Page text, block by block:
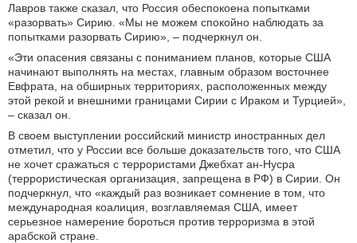
Лавров также сказал, что Россия обеспокоена попытками
«разорвать» Сирию. «Мы не можем спокойно наблюдать за
попытками разорвать Сирию», ‒ подчеркнул он.
«Эти опасения связаны с пониманием планов, которые США
начинают выполнять на местах, главным образом восточнее
Евфрата, на обширных территориях, расположенных между
этой рекой и внешними границами Сирии с Ираком и Турцией»,
‒ сказал он.
В своем выступлении российский министр иностранных дел
отметил, что у России все больше доказательств того, что США
не хочет сражаться с террористами Джебхат ан-Нусра
(террористическая организация, запрещена в РФ) в Сирии. Он
подчеркнул, что «каждый раз возникает сомнение в том, что
международная коалиция, возглавляемая США, имеет
серьезное намерение бороться против терроризма в этой
арабской стране.